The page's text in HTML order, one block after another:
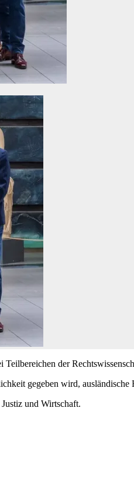
der
gegeben wird, ausländische
und Wirtschaft.